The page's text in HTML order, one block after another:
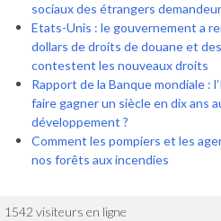
sociaux des étrangers
Etats-Unis : le gouvernement a
dollars de droits de douane et
contestent les nouveaux droits
Rapport de la Banque mondiale :
faire gagner un siècle en dix ans
développement ?
Comment les pompiers et les agents du DNF préparent
nos forêts aux incendies
1542 visiteurs en ligne